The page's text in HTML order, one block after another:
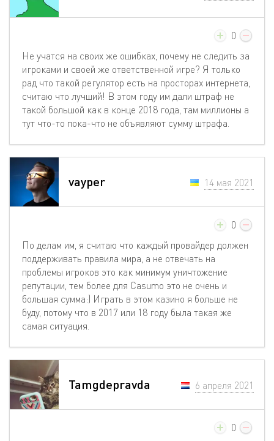
0
Не учатся на своих же ошибках, почему не следить за
игроками и своей же ответственной игре? Я только
рад что такой регулятор есть на просторах интернета,
считаю что лучший! В этом году им дали штраф не
такой большой как в конце 2018 года, там миллионы а
тут что-то пока-что не объявляют сумму штрафа.
vayper 14 мая 2021
0
По делам им, я считаю что каждый провайдер должен
поддерживать правила мира, а не отвечать на
проблемы игроков это как минимум уничтожение
репутации, тем более для Casumo это не очень и
большая сумма:) Играть в этом казино я больше не
буду, потому что в 2017 или 18 году была такая же
самая ситуация.
Tamgdepravda 6 апреля 2021
0